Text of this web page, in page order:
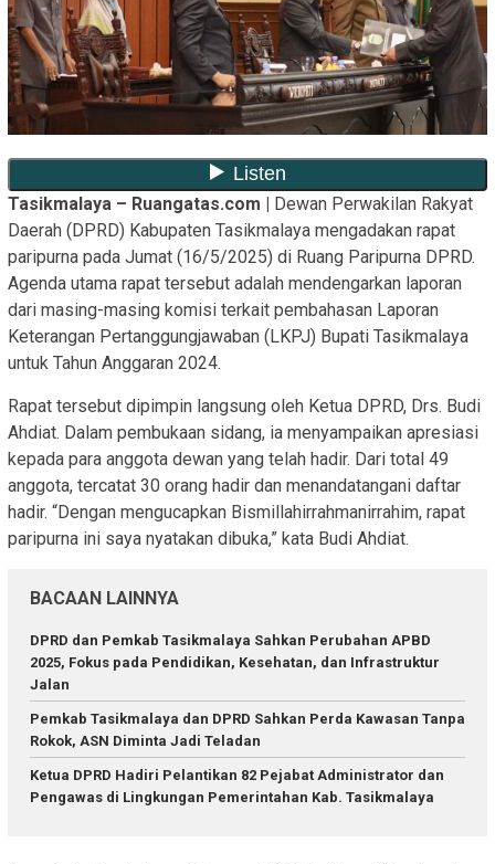
Tasikmalaya – Ruangatas.com | Dewan Perwakilan Rakyat
Daerah (DPRD) Kabupaten Tasikmalaya mengadakan rapat
paripurna pada Jumat (16/5/2025) di Ruang Paripurna DPRD.
Agenda utama rapat tersebut adalah mendengarkan laporan
dari masing-masing komisi terkait pembahasan Laporan
Keterangan Pertanggungjawaban (LKPJ) Bupati Tasikmalaya
untuk Tahun Anggaran 2024.
Rapat tersebut dipimpin langsung oleh Ketua DPRD, Drs. Budi
Ahdiat. Dalam pembukaan sidang, ia menyampaikan apresiasi
kepada para anggota dewan yang telah hadir. Dari total 49
anggota, tercatat 30 orang hadir dan menandatangani daftar
hadir. “Dengan mengucapkan Bismillahirrahmanirrahim, rapat
paripurna ini saya nyatakan dibuka,” kata Budi Ahdiat.
BACAAN LAINNYA
DPRD dan Pemkab Tasikmalaya Sahkan Perubahan APBD
2025, Fokus pada Pendidikan, Kesehatan, dan Infrastruktur
Jalan
Pemkab Tasikmalaya dan DPRD Sahkan Perda Kawasan Tanpa
Rokok, ASN Diminta Jadi Teladan
Ketua DPRD Hadiri Pelantikan 82 Pejabat Administrator dan
Pengawas di Lingkungan Pemerintahan Kab. Tasikmalaya